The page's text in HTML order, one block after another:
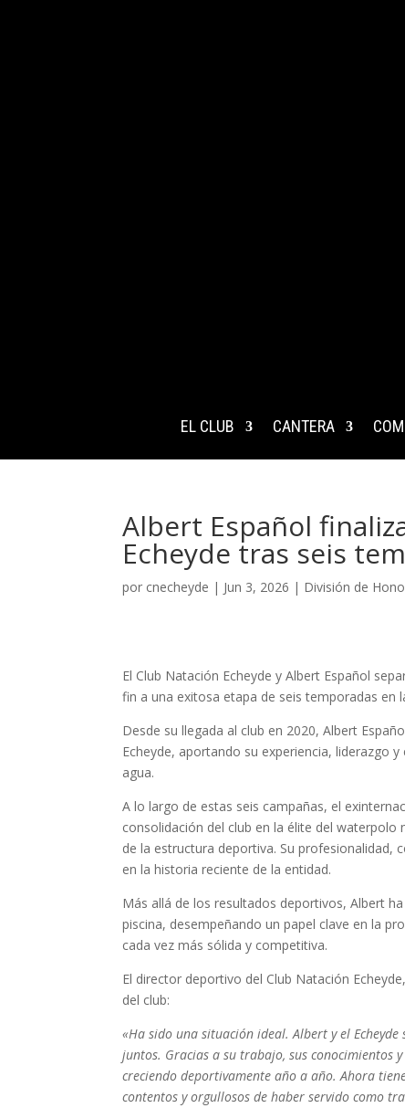
EL CLUB CANTERA
Albert Español
Echeyde tras seis
por cnecheyde | Jun 3, 2026 | División de
El Club Natación Echeyde y Albert Español
fin a una exitosa etapa de seis temporadas en
Desde su llegada al club en 2020, Albert
Echeyde, aportando su experiencia,
agua.
A lo largo de estas seis campañas, el
consolidación del club en la élite del
de la estructura deportiva. Su
en la historia reciente de la entidad.
Más allá de los resultados deportivos, Albert
piscina, desempeñando un papel clave en la
cada vez más sólida y competitiva.
El director deportivo del Club Natación
del club:
«Ha sido una situación ideal. Albert y el
juntos. Gracias a su trabajo, sus conocimientos
creciendo deportivamente año a año. Ahora
contentos y orgullosos de haber servido como